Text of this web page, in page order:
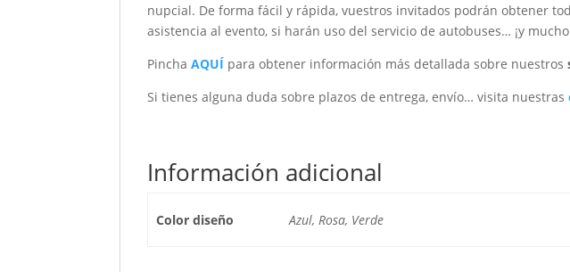
nupcial. De forma fácil y rápida, vuestros invitados podrán obtener
asistencia al evento, si harán uso del servicio de autobuses… ¡y
PinchaAQUÍ para obtener información más detallada sobre nuestros
Si tienes alguna duda sobre plazos de entrega, envío… visita nuestras
Información adicional
Color diseño Azul, Rosa, Verde